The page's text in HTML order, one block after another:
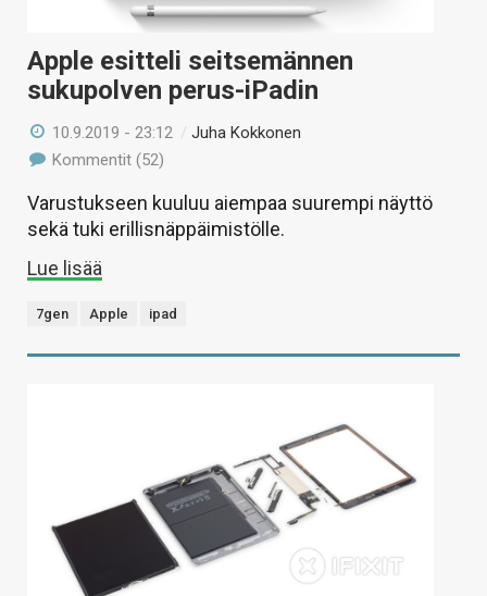
Apple esitteli seitsemännen
sukupolven perus-iPadin
10.9.2019 - 23:12 /Juha Kokkonen
Kommentit (52)
Varustukseen kuuluu aiempaa suurempi näyttö
sekä tuki erillisnäppäimistölle.
Lue lisää
7gen Apple ipad